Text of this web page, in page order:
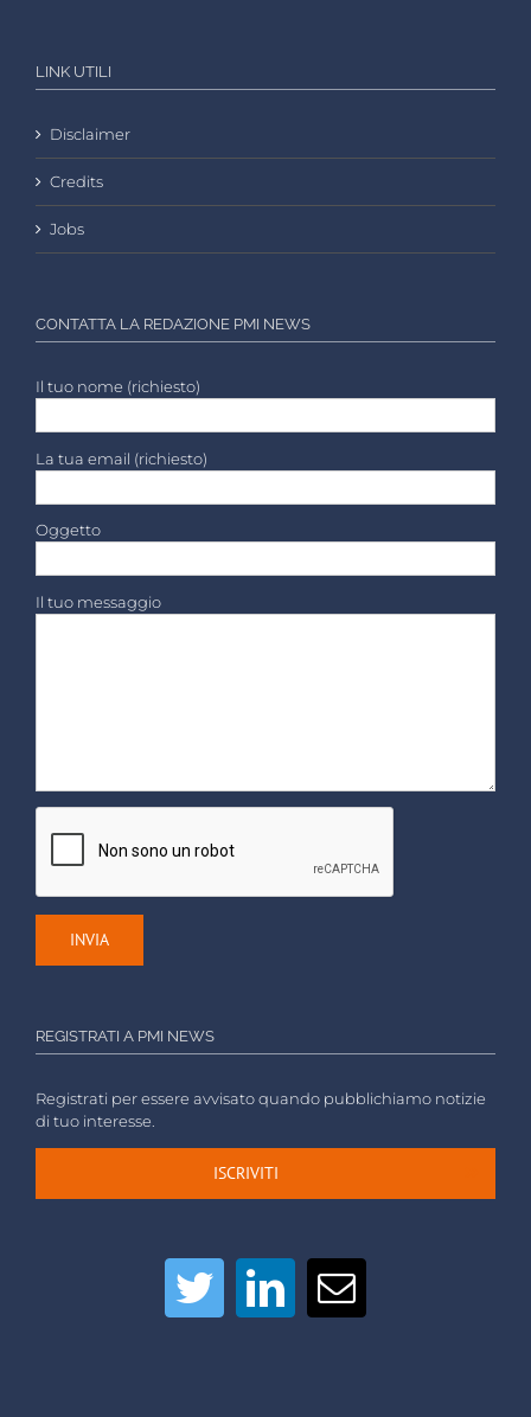
LINK UTILI
Disclaimer
Credits
Jobs
CONTATTA LA REDAZIONE PMI NEWS
Il tuo nome (richiesto)
La tua email (richiesto)
Oggetto
Il tuo messaggio
REGISTRATI A PMI NEWS
Registrati per essere avvisato quando pubblichiamo notizie
di tuo interesse.
ISCRIVITI